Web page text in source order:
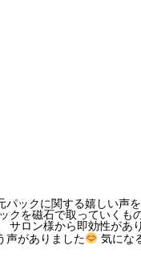
ックに関する嬉しい声
クを磁石で取っていくも
サロン様から即効性があ
声がありました
気にな